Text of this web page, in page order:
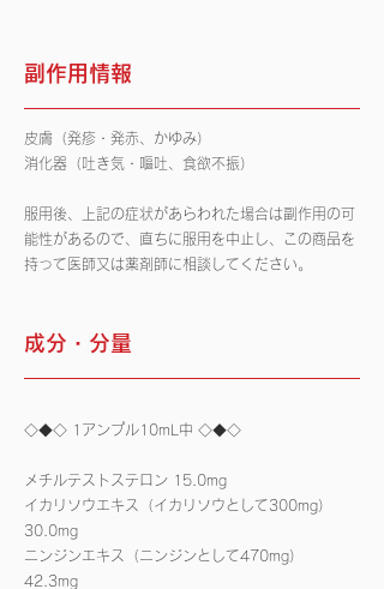
副作用情報
皮膚（発疹・発赤、かゆみ）
消化器（吐き気・嘔吐、食欲不振）
服用後、上記の症状があらわれた場合は副作用の可
能性があるので、直ちに服用を中止し、この商品を
持って医師又は薬剤師に相談してください。
成分・分量
◇◆◇ 1アンプル10mL中 ◇◆◇
メチルテストステロン 15.0mg
イカリソウエキス（イカリソウとして300mg）
30.0mg
ニンジンエキス（ニンジンとして470mg）
42.3mg